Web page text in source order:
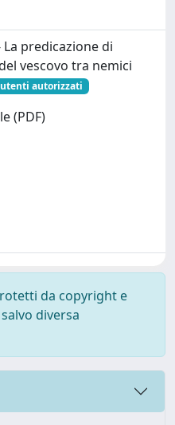
La predicazione di
vescovo tra nemici
autorizzati
(PDF)
da copyright e
diversa